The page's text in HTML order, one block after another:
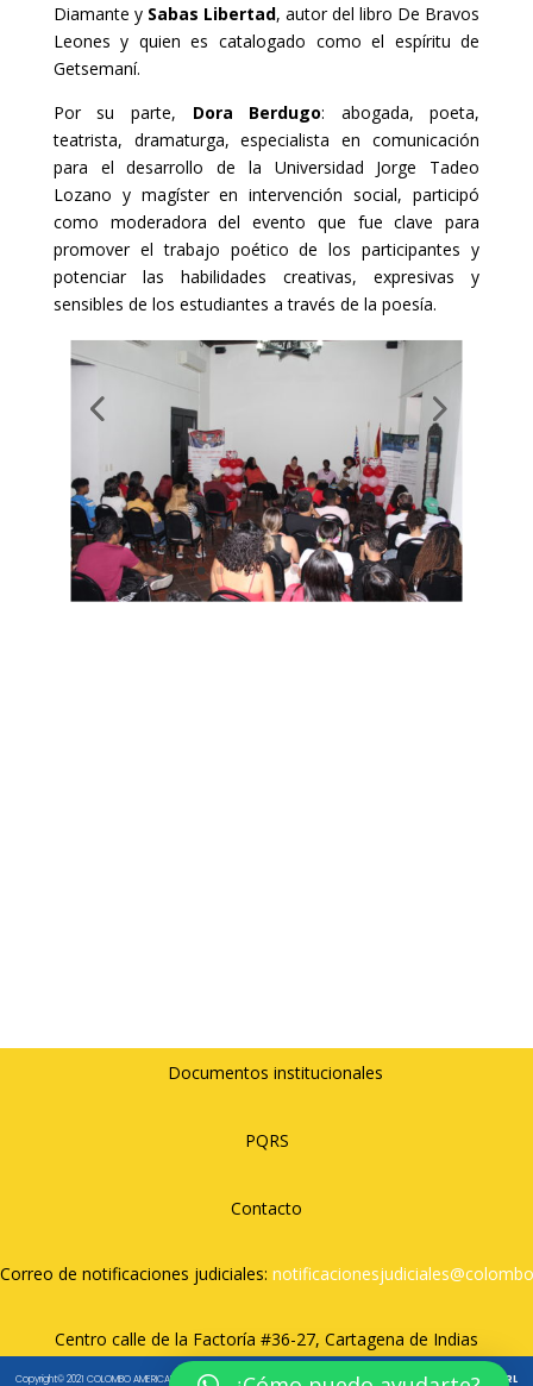
Diamante y Sabas Libertad, autor del libro De Bravos
Leones y quien es catalogado como el espíritu de
Getsemaní.
Por su parte, Dora Berdugo: abogada, poeta,
teatrista, dramaturga, especialista en comunicación
para el desarrollo de la Universidad Jorge Tadeo
Lozano y magíster en intervención social, participó
como moderadora del evento que fue clave para
promover el trabajo poético de los participantes y
potenciar las habilidades creativas, expresivas y
sensibles de los estudiantes a través de la poesía.
Documentos institucionales
PQRS
Contacto
Correo de notificaciones judiciales: notificacionesjudiciales@
Centro calle de la Factoría #36-27, Cartagena de Indias
Copyright© 2021 COLOMBO AMERICANO CARTAGENA. All rights reserved. – Diseñado porTáctico Agencia JDRL